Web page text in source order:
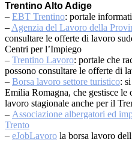
Trentino Alto Adige
– EBT Trentino: portale
– Agenzia del Lavoro della
consultare le offerte di lavoro
Centri per l’Impiego
– Trentino Lavoro: portale che
possono consultare le offerte di
– Borsa lavoro settore turistico:
Emilia Romagna, che gestisce
lavoro stagionale anche per il
– Associazione albergatori ed
Trento
– eJobLavoro la borsa lavoro